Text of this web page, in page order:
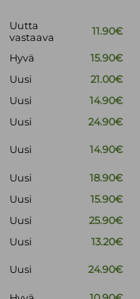
Uutta
vastaava
11.90€
Hyvä
15.90€
Uusi
21.00€
Uusi
14.90€
Uusi
24.90€
Uusi 14.90€
Uusi
18.90€
Uusi
15.90€
Uusi
25.90€
Uusi
13.20€
Uusi 24.90€